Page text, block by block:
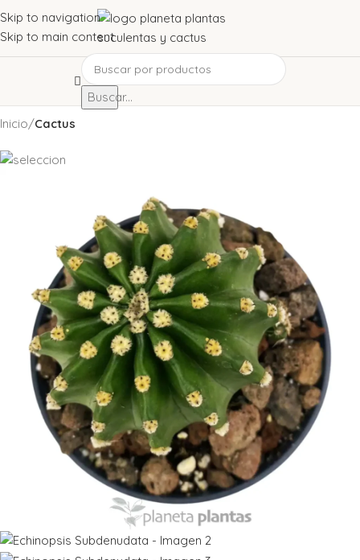
Skip to navigation
Skip to main content
Buscar...
Inicio Cactus